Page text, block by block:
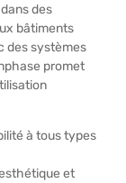
des
bâtiments
des systèmes
promet
à tous types
et